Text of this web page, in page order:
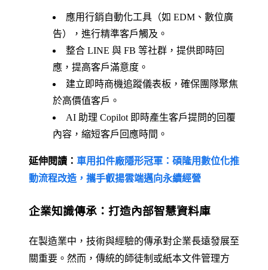
應用行銷自動化工具（如 EDM、數位廣
告），進行精準客戶觸及。
整合 LINE 與 FB 等社群，提供即時回
應，提高客戶滿意度。
建立即時商機追蹤儀表板，確保團隊聚焦
於高價值客戶。
AI 助理 Copilot 即時產生客戶提問的回覆
內容，縮短客戶回應時間。
延伸閱讀： 車用扣件廠隱形冠軍：碩隆用數位化推
動流程改造，攜手叡揚雲端邁向永續經營
企業知識傳承：打造內部智慧資料庫
在製造業中，技術與經驗的傳承對企業長遠發展至
關重要。然而，傳統的師徒制或紙本文件管理方